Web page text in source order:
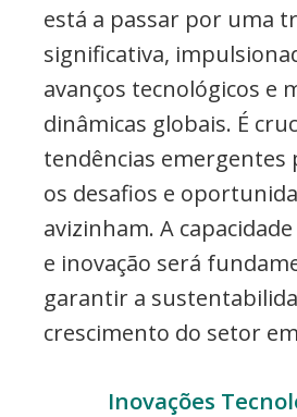
está a passar por uma
significativa,
avanços tecnológicos e
dinâmicas globais. É
tendências emergentes
os desafios e
avizinham. A
e inovação será
garantir a
crescimento do setor
Inovações